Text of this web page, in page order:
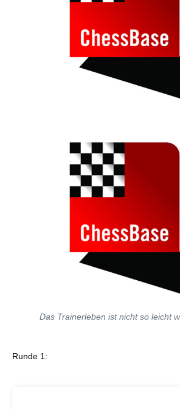
Das Trainerleben ist nicht so leicht
Runde 1: